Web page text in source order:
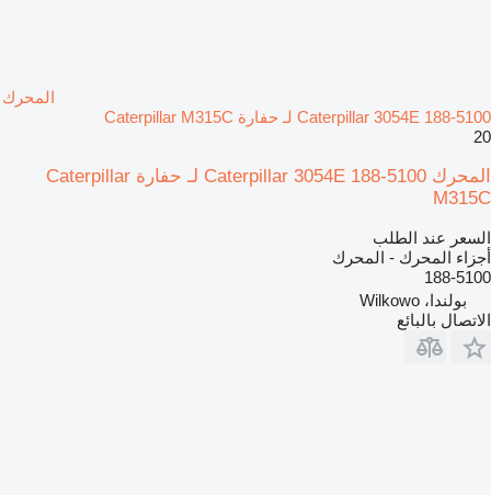
المحرك
Caterpillar 3054E 188-5100 لـ حفارة Caterpillar M315C
20
المحرك Caterpillar 3054E 188-5100 لـ حفارة Caterpillar
M315C
السعر عند الطلب
أجزاء المحرك - المحرك
188-5100
بولندا، Wilkowo
الاتصال بالبائع